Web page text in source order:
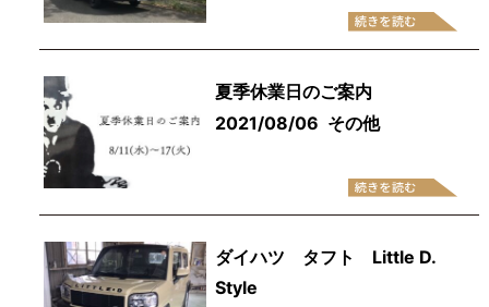
夏季休業日のご案内
2021/08/06 その他
ダイハツ タフト Little D.
Style